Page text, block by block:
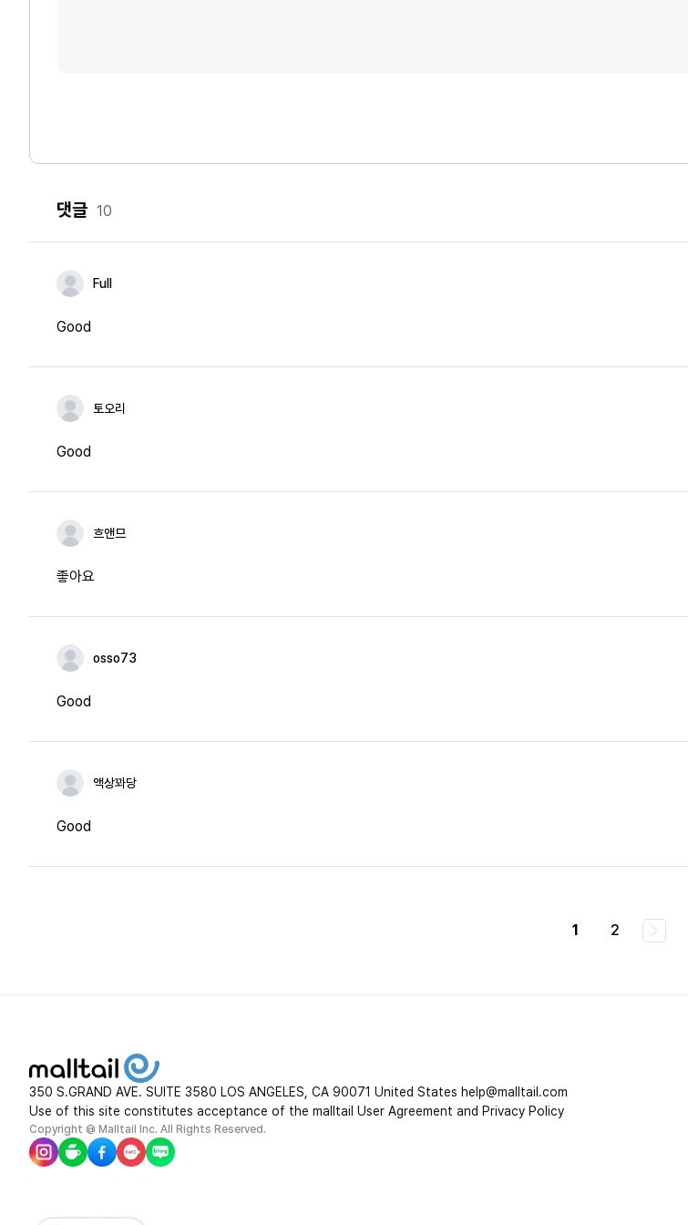
댓글 10
Full
Good
토오리
Good
흐앤므
좋아요
osso73
Good
액상꽈당
Good
1 2
350 S.GRAND AVE. SUITE 3580 LOS ANGELES, CA 90071 United States help@malltail.com
Use of this site constitutes acceptance of the malltail User Agreement and Privacy Policy
Copyright @ Malltail Inc. All Rights Reserved.